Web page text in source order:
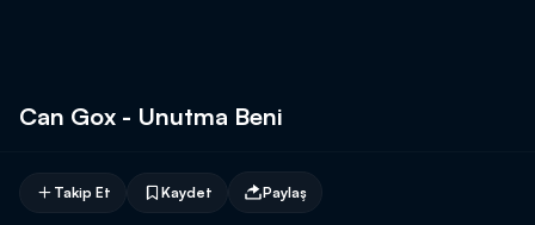
Can Gox - Unutma Beni
Takip Et Kaydet Paylaş